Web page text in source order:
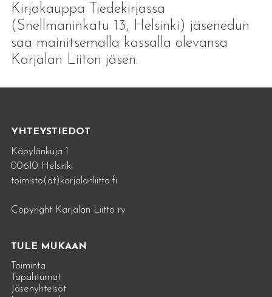
Kirjakauppa Tiedekirjassa
(Snellmaninkatu 13, Helsinki) jäsenedun
saa mainitsemalla kassalla olevansa
Karjalan Liiton jäsen.
YHTEYSTIEDOT
Käpylänkuja 1
00610 Helsinki
toimisto(at)karjalanliitto.fi
Copyright Karjalan Liitto ry
TULE MUKAAN
Toiminta
Tapahtumat
Jäsenyhteisöt